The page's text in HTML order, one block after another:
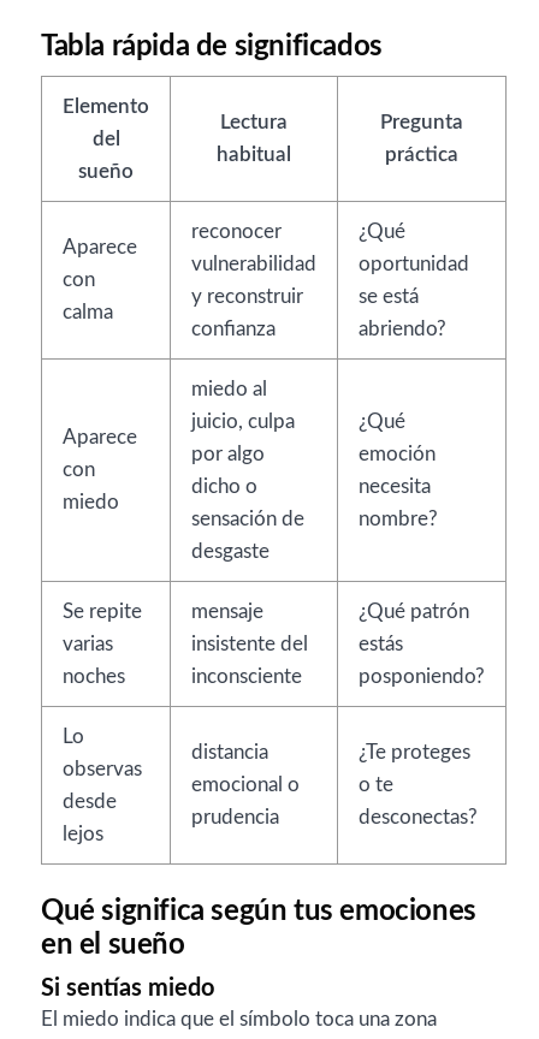
Tabla rápida de significados
Elemento
del
sueño
Lectura
habitual
Pregunta
práctica
Aparece
con
calma
reconocer
vulnerabilidad
y reconstruir
confianza
¿Qué
oportunidad
se está
abriendo?
Aparece
con
miedo
miedo al
juicio, culpa
por algo
dicho o
sensación de
desgaste
¿Qué
emoción
necesita
nombre?
Se repite
varias
noches
mensaje
insistente del
inconsciente
¿Qué patrón
estás
posponiendo?
Lo
observas
desde
lejos
distancia
emocional o
prudencia
¿Te proteges
o te
desconectas?
Qué significa según tus emociones
en el sueño
Si sentías miedo
El miedo indica que el símbolo toca una zona